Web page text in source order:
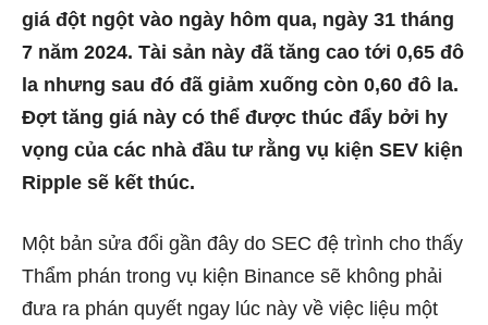
giá đột ngột vào ngày hôm qua, ngày 31 tháng
7 năm 2024. Tài sản này đã tăng cao tới 0,65 đô
la nhưng sau đó đã giảm xuống còn 0,60 đô la.
Đợt tăng giá này có thể được thúc đẩy bởi hy
vọng của các nhà đầu tư rằng vụ kiện SEV kiện
Ripple sẽ kết thúc.
Một bản sửa đổi gần đây do SEC đệ trình cho thấy
Thẩm phán trong vụ kiện Binance sẽ không phải
đưa ra phán quyết ngay lúc này về việc liệu một